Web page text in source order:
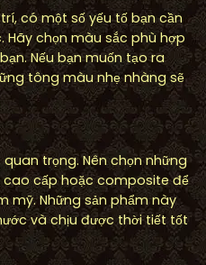
có một số yếu tố bạn cần
Hãy chọn màu sắc phù hợp
Nếu bạn muốn tạo ra
tông màu nhẹ nhàng sẽ
trọng. Nên chọn những
cấp hoặc composite để
mỹ. Những sản phẩm này
và chịu được thời tiết tốt